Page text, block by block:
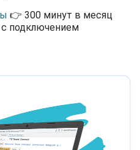
👉 300 минут в месяц
с подключением
объединенную
новой формы